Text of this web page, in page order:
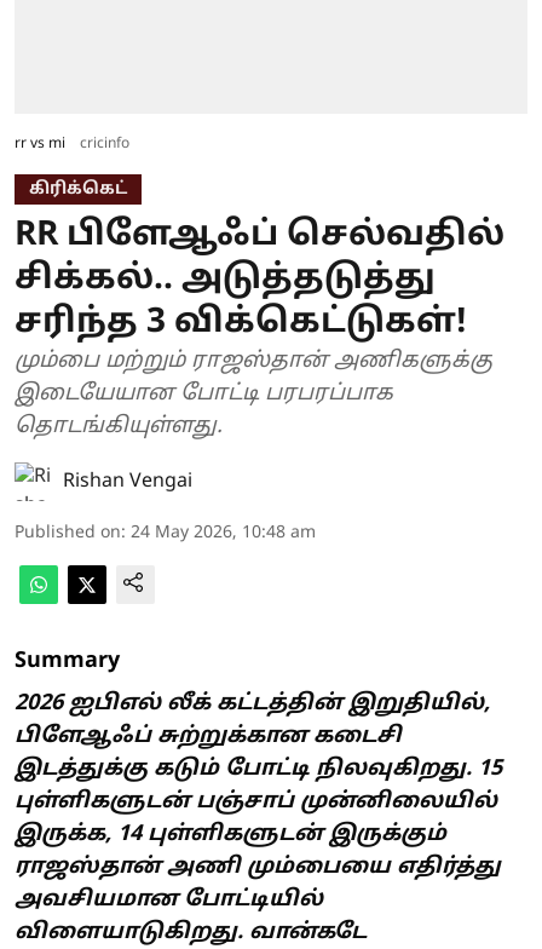
rr vs mi cricinfo
கிரிக்கெட்
RR பிளேஆஃப் செல்வதில்
சிக்கல்.. அடுத்தடுத்து
சரிந்த 3 விக்கெட்டுகள்!
மும்பை மற்றும் ராஜஸ்தான் அணிகளுக்கு
இடையேயான போட்டி பரபரப்பாக
தொடங்கியுள்ளது.
Rishan Vengai
Published on: 24 May 2026, 10:48 am
Summary
2026 ஐபிஎல் லீக் கட்டத்தின் இறுதியில்,
பிளேஆஃப் சுற்றுக்கான கடைசி
இடத்துக்கு கடும் போட்டி நிலவுகிறது. 15
புள்ளிகளுடன் பஞ்சாப் முன்னிலையில்
இருக்க, 14 புள்ளிகளுடன் இருக்கும்
ராஜஸ்தான் அணி மும்பையை எதிர்த்து
அவசியமான போட்டியில்
விளையாடுகிறது. வான்கடே